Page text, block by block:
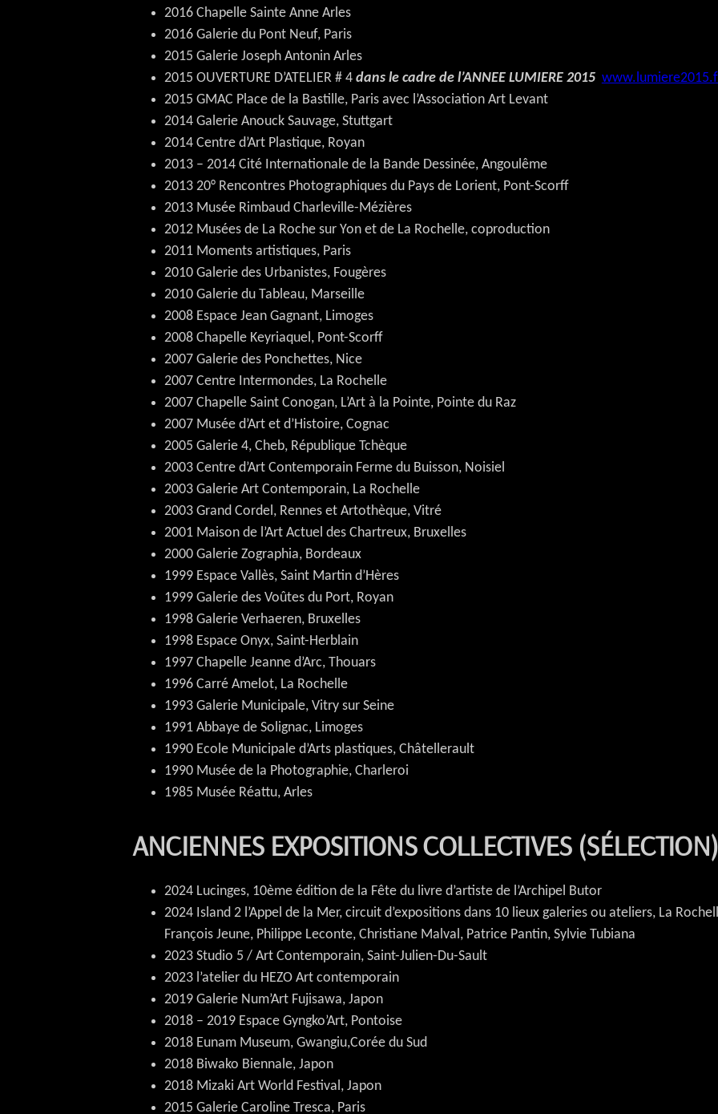
2016 Chapelle Sainte Anne Arles
2016 Galerie du Pont Neuf, Paris
2015 Galerie Joseph Antonin Arles
2015 OUVERTURE D’ATELIER # 4 dans le cadre de l’ANNEE LUMIERE 2015
2015 GMAC Place de la Bastille, Paris avec l’Association Art Levant
2014 Galerie Anouck Sauvage, Stuttgart
2014 Centre d’Art Plastique, Royan
2013 – 2014 Cité Internationale de la Bande Dessinée, Angoulême
2013 20° Rencontres Photographiques du Pays de Lorient, Pont-Scorff
2013 Musée Rimbaud Charleville-Mézières
2012 Musées de La Roche sur Yon et de La Rochelle, coproduction
2011 Moments artistiques, Paris
2010 Galerie des Urbanistes, Fougères
2010 Galerie du Tableau, Marseille
2008 Espace Jean Gagnant, Limoges
2008 Chapelle Keyriaquel, Pont-Scorff
2007 Galerie des Ponchettes, Nice
2007 Centre Intermondes, La Rochelle
2007 Chapelle Saint Conogan, L’Art à la Pointe, Pointe du Raz
2007 Musée d’Art et d’Histoire, Cognac
2005 Galerie 4, Cheb, République Tchèque
2003 Centre d’Art Contemporain Ferme du Buisson, Noisiel
2003 Galerie Art Contemporain, La Rochelle
2003 Grand Cordel, Rennes et Artothèque, Vitré
2001 Maison de l’Art Actuel des Chartreux, Bruxelles
2000 Galerie Zographia, Bordeaux
1999 Espace Vallès, Saint Martin d’Hères
1999 Galerie des Voûtes du Port, Royan
1998 Galerie Verhaeren, Bruxelles
1998 Espace Onyx, Saint-Herblain
1997 Chapelle Jeanne d’Arc, Thouars
1996 Carré Amelot, La Rochelle
1993 Galerie Municipale, Vitry sur Seine
1991 Abbaye de Solignac, Limoges
1990 Ecole Municipale d’Arts plastiques, Châtellerault
1990 Musée de la Photographie, Charleroi
1985 Musée Réattu, Arles
ANCIENNES EXPOSITIONS COLLECTIVES (SÉLECTION)
2024 Lucinges, 10ème édition de la Fête du livre d’artiste de l’Archipel Butor
2024 Island 2 l’Appel de la Mer, circuit d’expositions dans 10 lieux galeries ou ateliers, La
François Jeune, Philippe Leconte, Christiane Malval, Patrice Pantin, Sylvie Tubiana
2023 Studio 5 / Art Contemporain, Saint-Julien-Du-Sault
2023 l’atelier du HEZO Art contemporain
2019 Galerie Num’Art Fujisawa, Japon
2018 – 2019 Espace Gyngko’Art, Pontoise
2018 Eunam Museum, Gwangiu,Corée du Sud
2018 Biwako Biennale, Japon
2018 Mizaki Art World Festival, Japon
2015 Galerie Caroline Tresca, Paris